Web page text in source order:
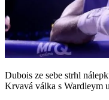
Dubois ze sebe strhl
Krvavá válka s Wardleym